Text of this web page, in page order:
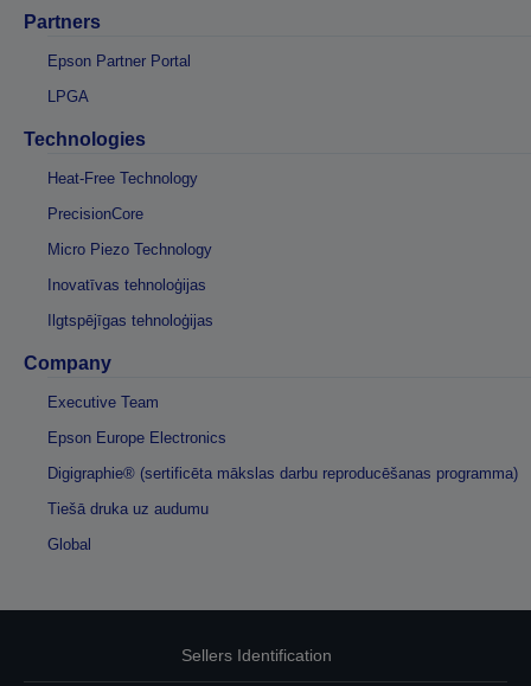
Partners
Epson Partner Portal
LPGA
Technologies
Heat-Free Technology
PrecisionCore
Micro Piezo Technology
Inovatīvas tehnoloģijas
Ilgtspējīgas tehnoloģijas
Company
Executive Team
Epson Europe Electronics
Digigraphie® (sertificēta mākslas darbu reproducēšanas programma)
Tiešā druka uz audumu
Global
Sellers Identification